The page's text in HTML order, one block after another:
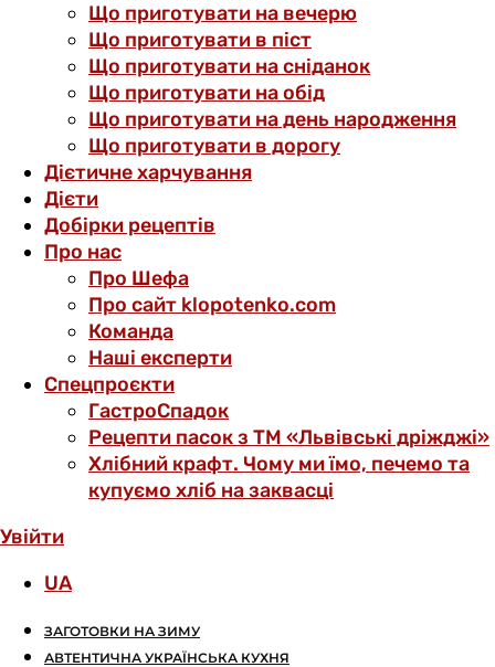
Що приготувати на вечерю
Що приготувати в піст
Що приготувати на сніданок
Що приготувати на обід
Що приготувати на день народження
Що приготувати в дорогу
Дієтичне харчування
Дієти
Добірки рецептів
Про нас
Про Шефа
Про сайт klopotenko.com
Команда
Наші експерти
Спецпроєкти
ГастроСпадок
Рецепти пасок з ТМ «Львівські дріжджі»
Хлібний крафт. Чому ми їмо, печемо та
купуємо хліб на заквасці
Увійти
UA
ЗАГОТОВКИ НА ЗИМУ
АВТЕНТИЧНА УКРАЇНСЬКА КУХНЯ